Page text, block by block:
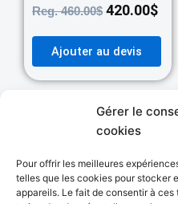
Gérer le
cookies
Pour offrir les meilleures
telles que les cookies pour stocker
appareils. Le fait de consentir à
Reg.460.00$ 420.00$
Ajouter au devis
Autres